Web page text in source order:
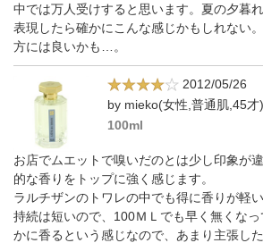
中では万人受けすると思います。夏の夕暮
表現したら確かにこんな感じかもしれない
方には良いかも…。
2012/05/26
by mieko(女性,普通肌,45才)
100ml
お店でムエットで嗅いだのとは少し印象が
的な香りをトップに強く感じます。
ラルチザンのトワレの中でも得に香りが軽
持続は短いので、100ＭＬでも早く無くな
かに香るという感じなので、あまり主張し